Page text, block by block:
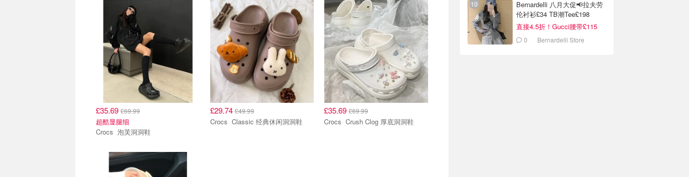
£35.69 £69.99
超酷显腿细
Crocs 泡芙洞洞鞋
£29.74£49.99
Crocs Classic 经典休闲洞洞鞋
£35.69 £69.99
Crocs Crush Clog 厚底洞洞鞋
Bernardelli 八月大促📢拉夫劳
伦衬衫£34 TB潮Tee£198
直接4.5折！Gucci腰带£115
0 Bernardelli Store